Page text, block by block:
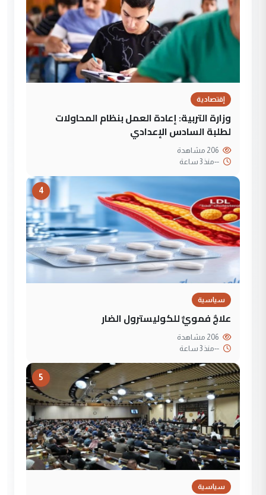
إقتصادية
وزارة التربية: إعادة العمل بنظام المحاولات
لطلبة السادس الإعدادي
--منذ 3 ساعة
4
سياسية
علاجٌ فمويٌّ للكوليسترول الضار
--منذ 3 ساعة
5
سياسية